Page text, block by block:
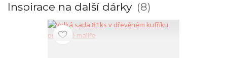
Inspirace na další dárky 8